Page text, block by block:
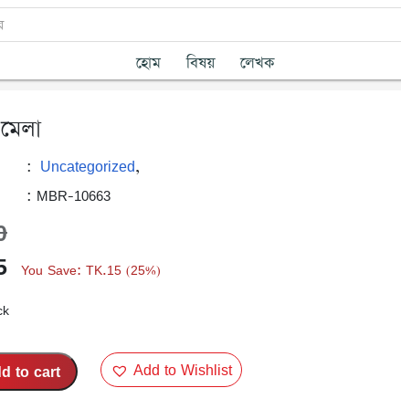
হোম
বিষয় লেখক
: Uncategorized,
: MBR-10663
Current
price
TK.45.
You Save: TK.15 (25%)
to cart Add to Wishlist